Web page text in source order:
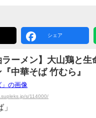
シェア
ラーメン】大山鶏と
中華そば 竹むら』
s/114000/